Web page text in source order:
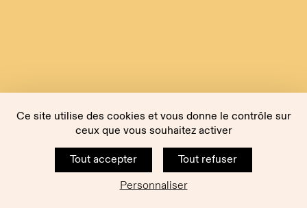
Ce site utilise des cookies et vous donne le contrôle sur
ceux que vous souhaitez activer
Tout accepter
Tout refuser
Personnaliser